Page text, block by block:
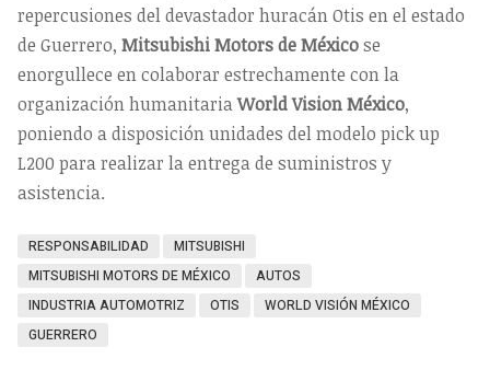
repercusiones del devastador huracán Otis en el estado
de Guerrero, Mitsubishi Motors de Méxicose
enorgullece en colaborar estrechamente con la
organización humanitariaWorld Vision México,
poniendo a disposición unidades del modelo pick up
L200 para realizar la entrega de suministros y
asistencia.
RESPONSABILIDAD
MITSUBISHI
MITSUBISHI MOTORS DE MÉXICO
AUTOS
INDUSTRIA AUTOMOTRIZ
OTIS
WORLD VISIÓN MÉXICO
GUERRERO